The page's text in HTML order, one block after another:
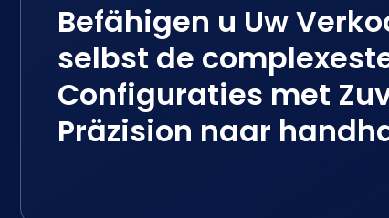
Befähigen u Uw
selbst de
Configuraties met
Präzision naar